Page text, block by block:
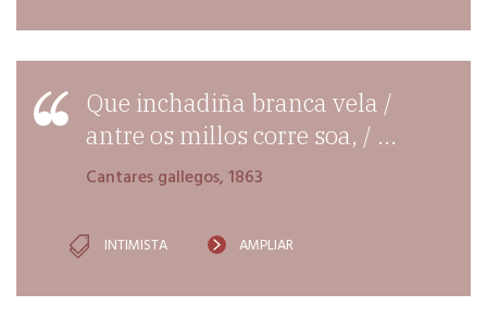
Que inchadiña branca vela /
antre os millos corre soa, / ...
Cantares gallegos, 1863
INTIMISTA AMPLIAR